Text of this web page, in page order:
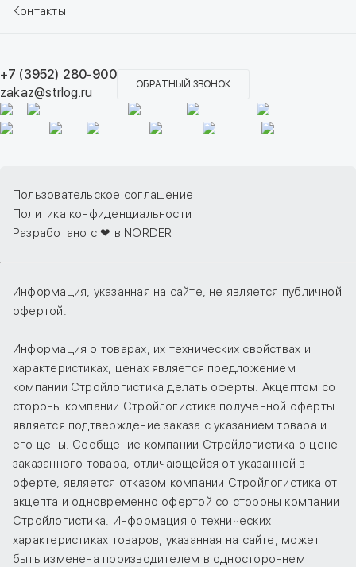
Контакты
+7 (3952) 280-900
zakaz@strlog.ru
ОБРАТНЫЙ ЗВОНОК
Пользовательское соглашение
Политика конфиденциальности
Разработано с ❤ в NORDER
Информация, указанная на сайте, не является публичной
офертой.
Информация о товарах, их технических свойствах и
характеристиках, ценах является предложением
компании Стройлогистика делать оферты. Акцептом со
стороны компании Стройлогистика полученной оферты
является подтверждение заказа с указанием товара и
его цены. Сообщение компании Стройлогистика о цене
заказанного товара, отличающейся от указанной в
оферте, является отказом компании Стройлогистика от
акцепта и одновременно офертой со стороны компании
Стройлогистика. Информация о технических
характеристиках товаров, указанная на сайте, может
быть изменена производителем в одностороннем